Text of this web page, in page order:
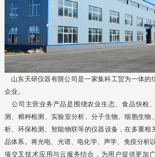
山东天研仪器有限公司是一家集科工贸为一体的
企业。
公司主营业务产品是围绕农业生态、食品快检
测、粮种检测、实验室分析、分子生物、细胞生物
析、环保检测、智能物联等的仪器设备，在多重相
品体系。将光电、光谱、电化学、声学、免疫分析
项交叉技术应用与云服务结合，为用户提供更加